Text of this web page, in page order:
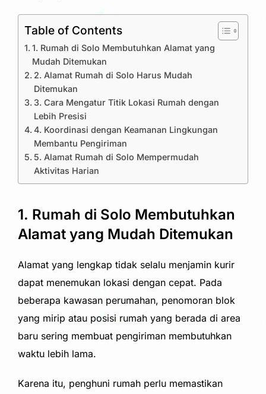
Table of Contents
1. Rumah di Solo Membutuhkan Alamat yang
Mudah Ditemukan
2. Alamat Rumah di Solo Harus Mudah
Ditemukan
3. Cara Mengatur Titik Lokasi Rumah dengan
Lebih Presisi
4. Koordinasi dengan Keamanan Lingkungan
Membantu Pengiriman
5. Alamat Rumah di Solo Mempermudah
Aktivitas Harian
1. Rumah di Solo Membutuhkan
Alamat yang Mudah Ditemukan
Alamat yang lengkap tidak selalu menjamin kurir
dapat menemukan lokasi dengan cepat. Pada
beberapa kawasan perumahan, penomoran blok
yang mirip atau posisi rumah yang berada di area
baru sering membuat pengiriman membutuhkan
waktu lebih lama.
Karena itu, penghuni rumah perlu memastikan